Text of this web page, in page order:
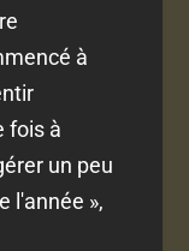
à
fois à
un peu
l'année »,